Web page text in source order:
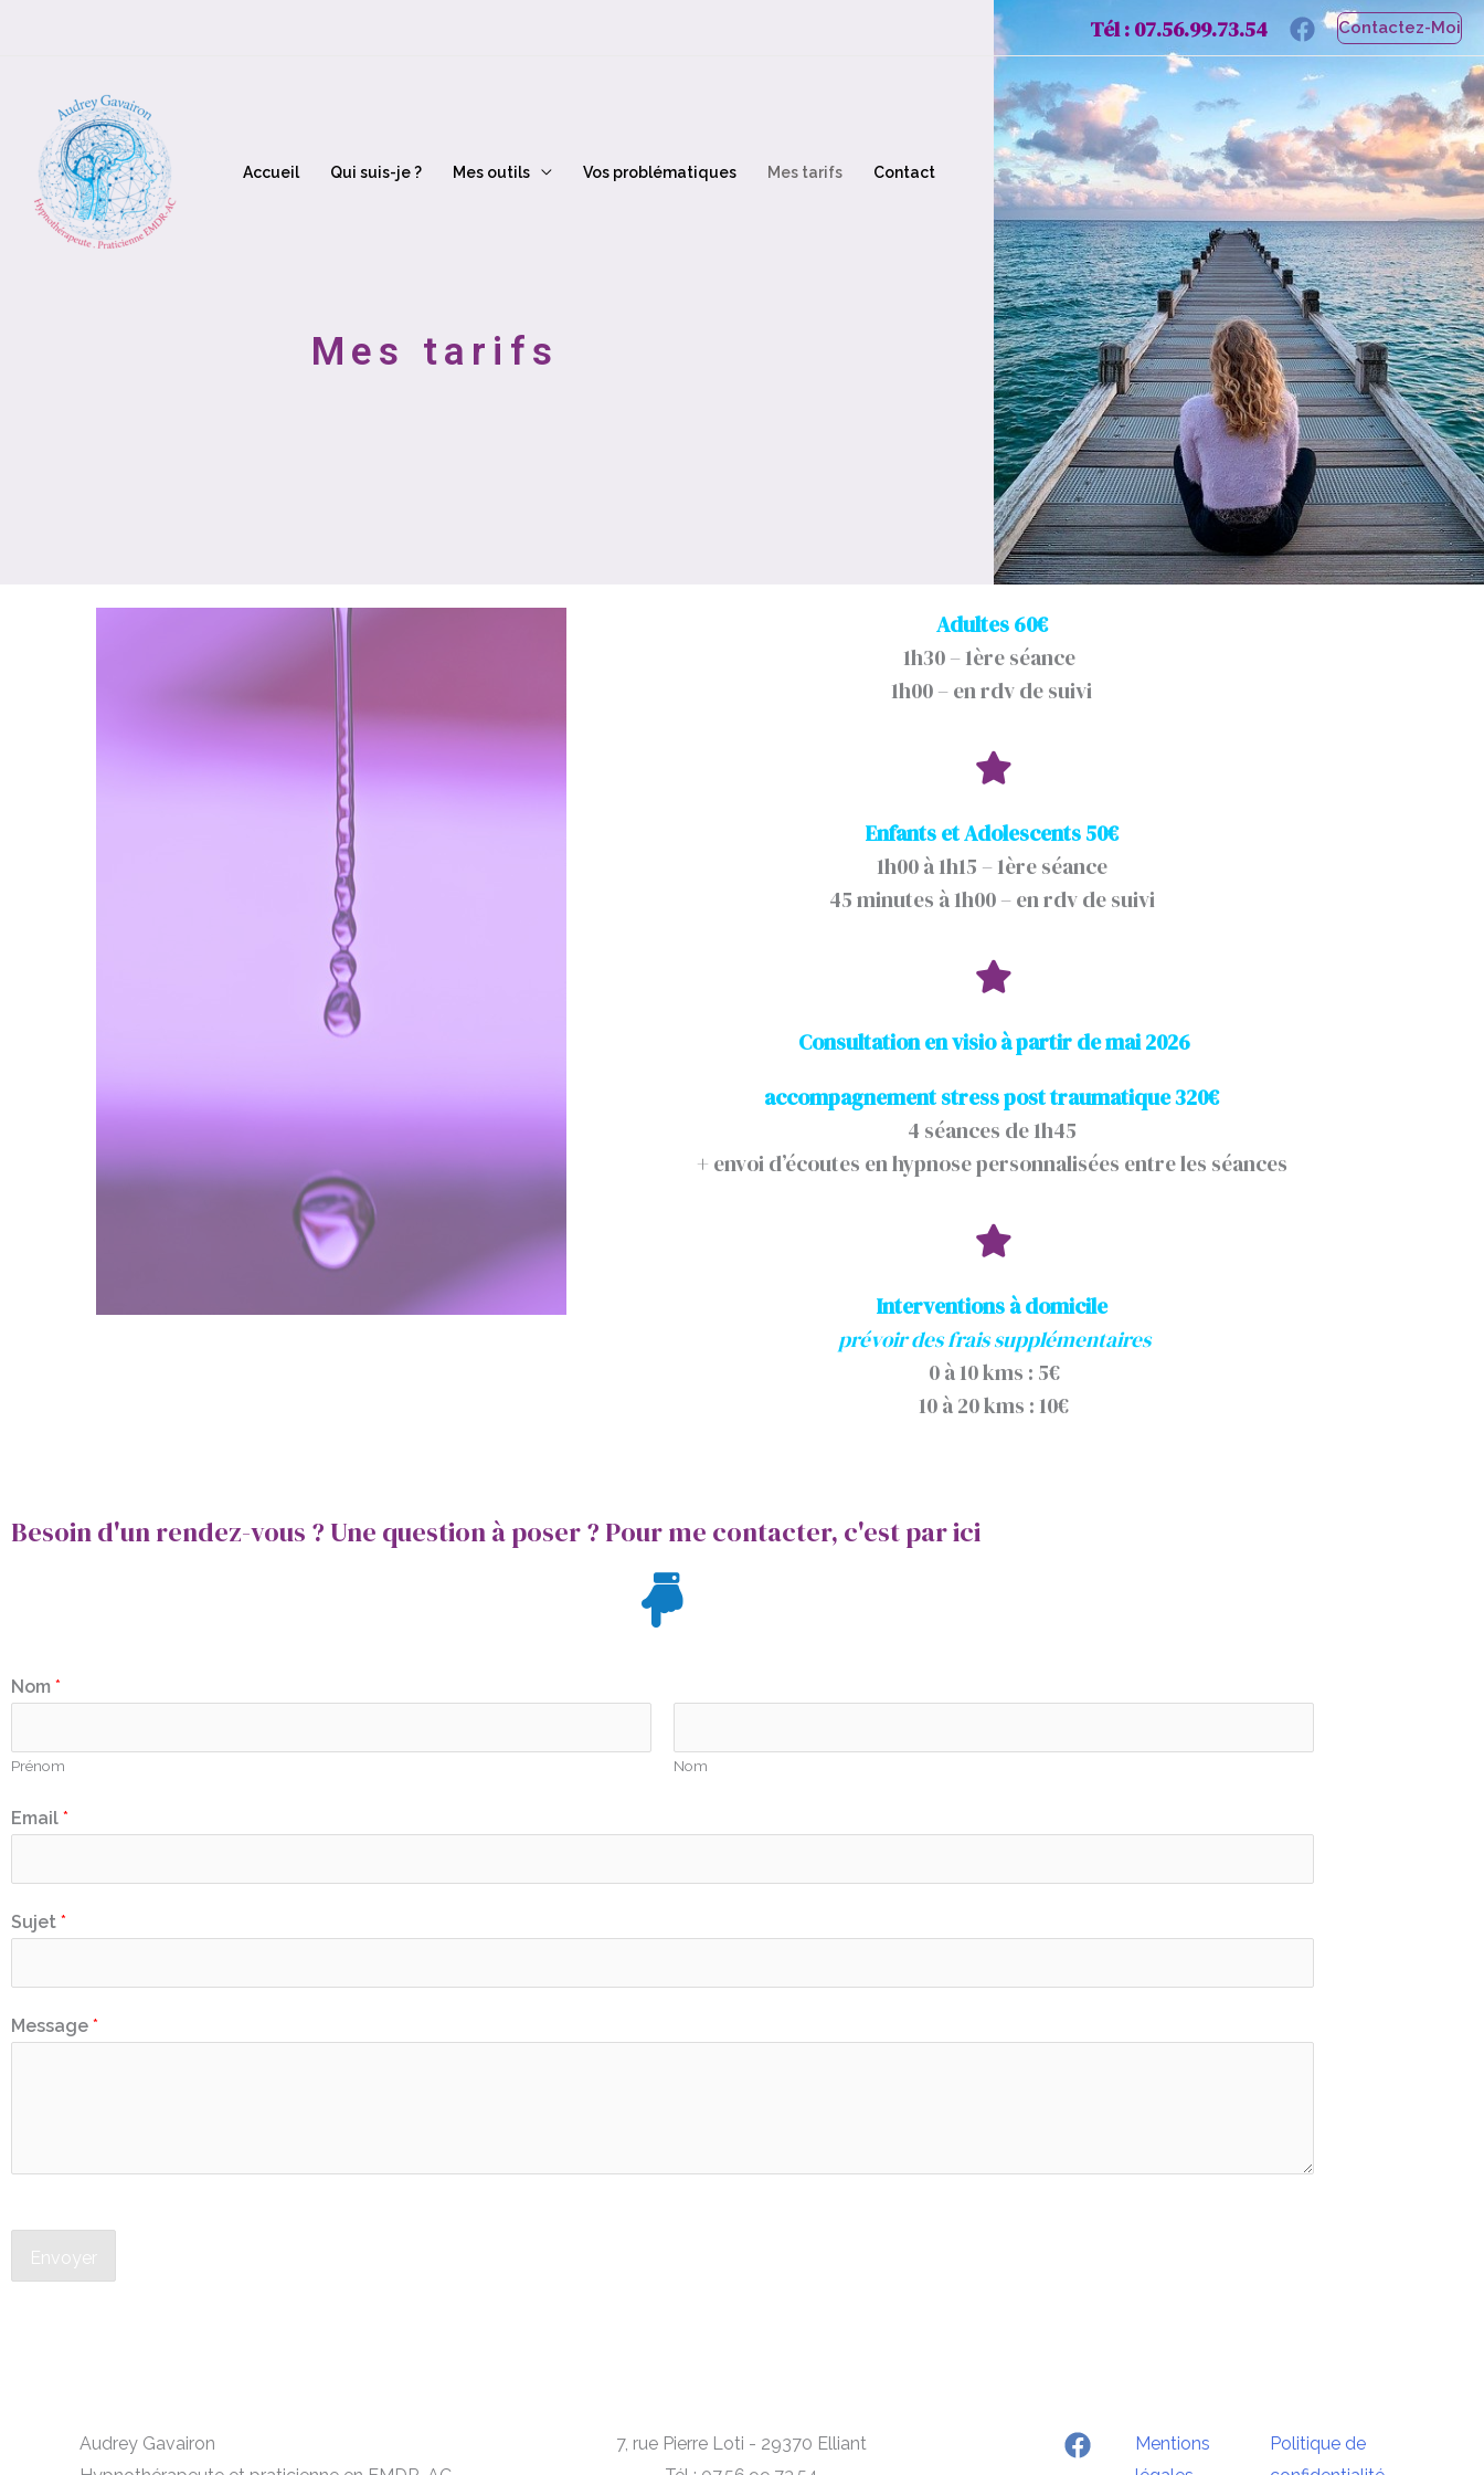
Tél : 07.56.99.73.54 Contactez-Moi
Accueil Qui suis-je ? Mes outils Vos problématiques Mes tarifs Contact
Mes tarifs
Adultes 60€
1h30 – 1ère séance
1h00 – en rdv de suivi
Enfants et Adolescents 50€
1h00 à 1h15 – 1ère séance
45 minutes à 1h00 – en rdv de suivi
Consultation en visio à partir de mai 2026
accompagnement stress post traumatique 320€
4 séances de 1h45
+ envoi d’écoutes en hypnose personnalisées entre les séances
Interventions à domicile
prévoir des frais supplémentaires
0 à 10 kms : 5€
10 à 20 kms : 10€
Besoin d'un rendez-vous ? Une question à poser ? Pour me contacter, c'est par ici
Nom *
Prénom Nom
Email *
Sujet *
Message *
Envoyer
Audrey Gavairon
7, rue Pierre Loti - 29370 Elliant
Mentions
Politique de